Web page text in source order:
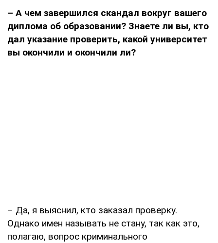
– А чем завершился скандал вокруг вашего
диплома об образовании? Знаете ли вы, кто
дал указание проверить, какой университет
вы окончили и окончили ли?
– Да, я выяснил, кто заказал проверку.
Однако имен называть не стану, так как это,
полагаю, вопрос криминального